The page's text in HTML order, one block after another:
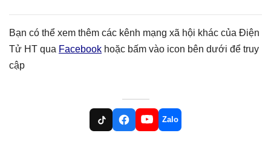
Bạn có thể xem thêm các kênh mạng xã hội khác của Điện
Tử HT qua Facebook hoặc bấm vào icon bên dưới để truy
cập
Zalo